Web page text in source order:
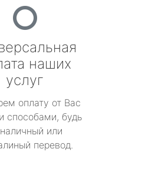
наших
услуг
оплату от Вас
способами, будь
или
перевод.